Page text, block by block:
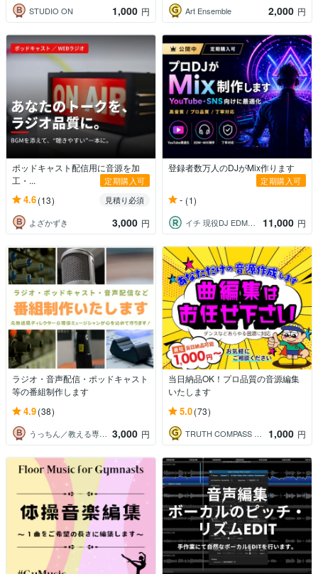
STUDIO ON
1,000 円 Art Ensemble 2,000 円
ポッドキャスト配信用に音源を加
工・...
定期購入可
4.6(13)
見積り必須
よざかずき
3,000 円
登録者数万人のDJがMix作ります
定期購入可
- (1)
イチ 現役DJ EDMプロデューサー 11,000 円
ラジオ・音声配信・ポッドキャスト
等の番組制作します
4.9(38)
うっちん／教える専門家 3,000 円
当日納品OK！プロ品質の音源編集
いたします
5.0(73)
TRUTH COMPASS 音助くん 1,000 円